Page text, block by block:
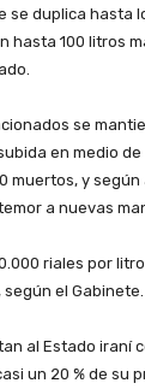
se duplica hasta
hasta 100 litros
se
en medio
muertos, y
a nuevas
riales por
el Gabinete.
al Estado iraní
un 20 % de su